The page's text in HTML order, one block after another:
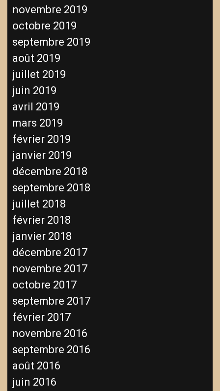
novembre 2019
octobre 2019
septembre 2019
août 2019
juillet 2019
juin 2019
avril 2019
mars 2019
février 2019
janvier 2019
décembre 2018
septembre 2018
juillet 2018
février 2018
janvier 2018
décembre 2017
novembre 2017
octobre 2017
septembre 2017
février 2017
novembre 2016
septembre 2016
août 2016
juin 2016